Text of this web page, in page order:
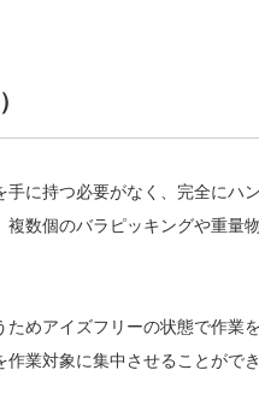
に持つ必要がなく、完全にハ
数個のバラピッキングや重量
めアイズフリーの状態で作業
業対象に集中させることがで